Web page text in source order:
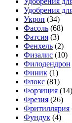
Удобрения
Укроп (34)
Фасоль (68)
Фатсия (3)
Фенхель (2)
Физалис (10)
Филодендрон
Финик (1)
Флокс (81)
Форзиция (14)
Фрезия (26)
Фритиллярия
Фундук (4)